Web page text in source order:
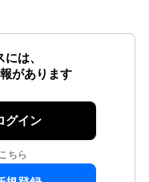
は、
があります
グイン
ちら